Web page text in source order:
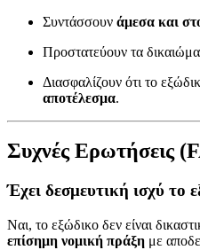
Συντάσσουν άμεσα και
Προστατεύουν τα
Διασφαλίζουν ότι το
αποτέλεσμα.
Συχνές Ερωτήσεις
Έχει δεσμευτική ισχύ το
Ναι, το εξώδικο δεν είναι
επίσημη νομική πράξη με